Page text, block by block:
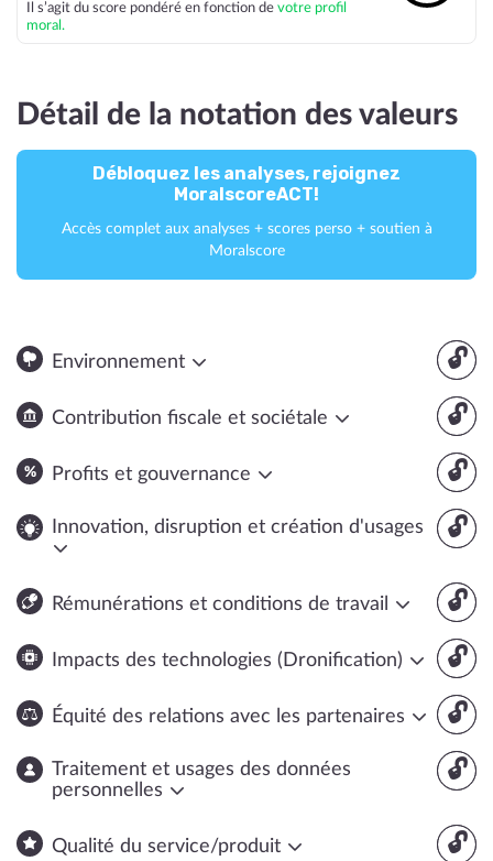
Il s’agit du score pondéré en fonction de votre profil
moral.
Détail de la notation des valeurs
Débloquez les analyses, rejoignez
MoralscoreACT!
Accès complet aux analyses + scores perso + soutien à
Moralscore
🔓
Environnement
🔓
Contribution fiscale et sociétale
🔓
Profits et gouvernance
🔓
Innovation, disruption et création d'usages
🔓
Rémunérations et conditions de travail
🔓
Impacts des technologies (Dronification)
🔓
Équité des relations avec les partenaires
🔓
Traitement et usages des données
personnelles
🔓
Qualité du service/produit